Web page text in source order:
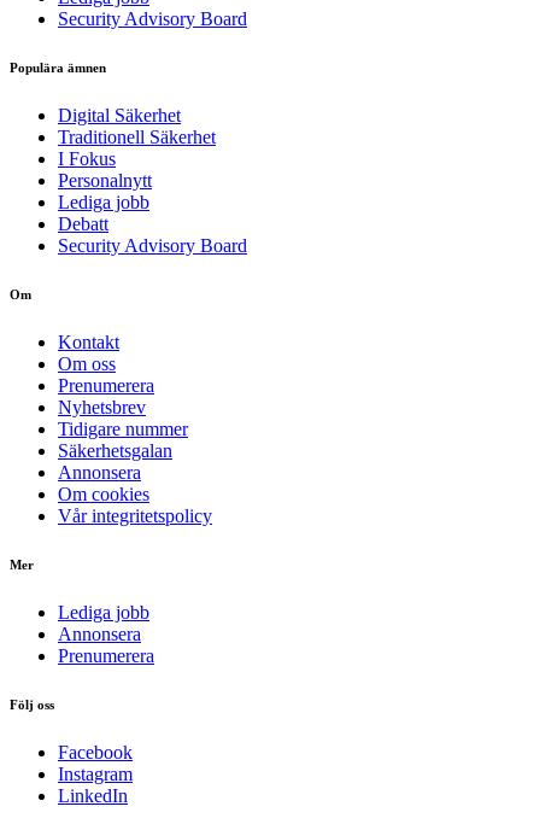
Security Advisory Board
Populära ämnen
Digital Säkerhet
Traditionell Säkerhet
I Fokus
Personalnytt
Lediga jobb
Debatt
Security Advisory Board
Om
Kontakt
Om oss
Prenumerera
Nyhetsbrev
Tidigare nummer
Säkerhetsgalan
Annonsera
Om cookies
Vår integritetspolicy
Mer
Lediga jobb
Annonsera
Prenumerera
Följ oss
Facebook
Instagram
LinkedIn